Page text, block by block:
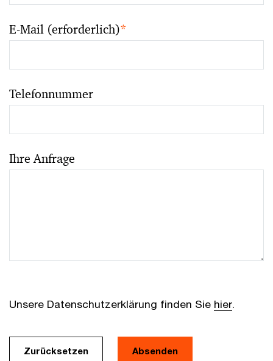
E-Mail (erforderlich)*
Telefonnummer
Ihre Anfrage
Unsere Datenschutzerklärung finden Sie hier.
Zurücksetzen Absenden